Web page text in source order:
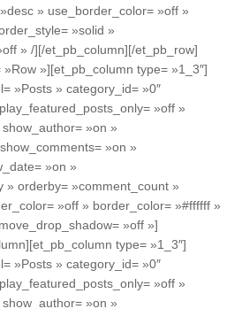
» use_border_color= »off »
»solid »
» /][/et_pb_column][/et_pb_row]
»][et_pb_column type= »1_3″]
»Posts » category_id= »0″
»off »
»on »
»on »
»on »
» orderby= »comment_count »
»off » border_color= »#ffffff »
»off »]
type= »1_3″]
»Posts » category_id= »0″
»off »
»on »